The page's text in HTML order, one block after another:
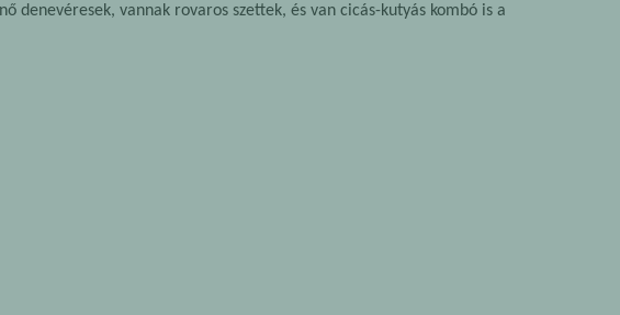
vannak rovaros szettek, és van cicás-kutyás kombó is a